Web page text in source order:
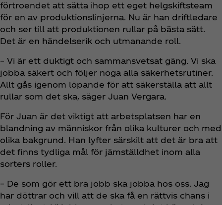
förtroendet att sätta ihop ett eget helgskiftsteam
för en av produktionslinjerna. Nu är han driftledare
och ser till att produktionen rullar på bästa sätt.
Det är en händelserik och utmanande roll.
– Vi är ett duktigt och sammansvetsat gäng. Vi ska
jobba säkert och följer noga alla säkerhetsrutiner.
Allt gås igenom löpande för att säkerställa att allt
rullar som det ska, säger Juan Vergara.
För Juan är det viktigt att arbetsplatsen har en
blandning av människor från olika kulturer och med
olika bakgrund. Han lyfter särskilt att det är bra att
det finns tydliga mål för jämställdhet inom alla
sorters roller.
– De som gör ett bra jobb ska jobba hos oss. Jag
har döttrar och vill att de ska få en rättvis chans i